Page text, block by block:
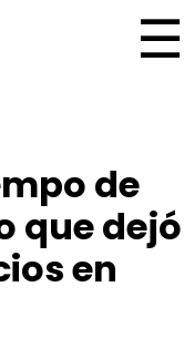
☰
de
que dejó
en